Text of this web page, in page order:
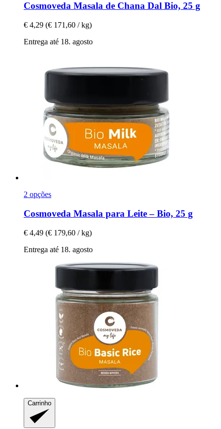
Cosmoveda Masala de Chana Dal Bio, 25 g
€ 4,29 (€ 171,60 / kg)
Entrega até 18. agosto
2 opções
Cosmoveda Masala para Leite – Bio, 25 g
€ 4,49 (€ 179,60 / kg)
Entrega até 18. agosto
Carrinho